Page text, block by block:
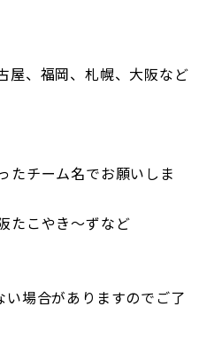
屋、福岡、札幌、大阪など
たチーム名でお願いしま
たこやき～ずなど
場合がありますのでご了